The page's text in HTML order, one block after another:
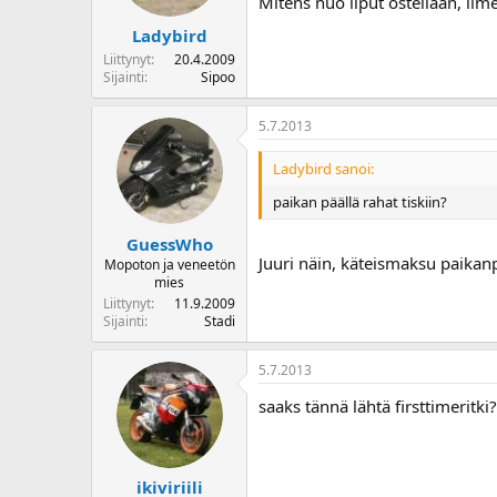
Ladybird
Liittynyt
20.4.2009
Sijainti
Sipoo
GuessWho
Mopoton ja veneetön
mies
Liittynyt
11.9.2009
Sijainti
Stadi
5.7.2013
Ladybird sanoi:
paikan päällä rahat tiskiin?
Juuri näin, käteismaksu
ikiviriili
5.7.2013
saaks tännä lähtä firsttimeritki?